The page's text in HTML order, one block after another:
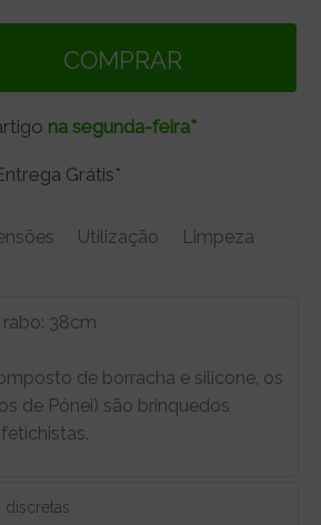
na segunda-feira*
Grátis*
Utilização
Limpeza
38cm
de borracha e silicone, os
de Pónei) são brinquedos
discretas